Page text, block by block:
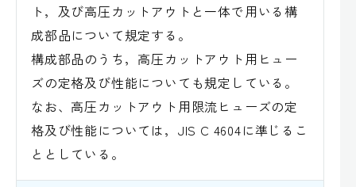
ト，及び高圧カットアウトと一体で用いる構
成部品について規定する。
構成部品のうち，高圧カットアウト用ヒュー
ズの定格及び性能についても規定している。
なお、高圧カットアウト用限流ヒューズの定
格及び性能については，JIS C 4604に準じるこ
ととしている。